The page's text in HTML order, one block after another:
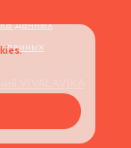
данных
данных